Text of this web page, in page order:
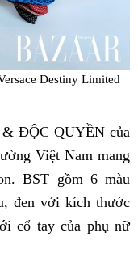
Destiny Limited
ĐỘC QUYỀN của
Việt Nam mang
BST gồm 6 màu
đen với kích thước
cổ tay của phụ nữ